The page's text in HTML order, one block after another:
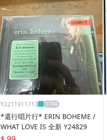
Y2211911713
*還行唱片行* ERIN BOHEME /
WHAT LOVE IS 全新 Y24829
PREV